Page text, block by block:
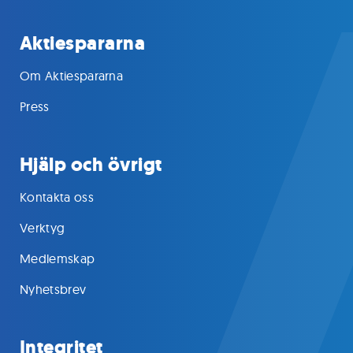
Aktiespararna
Om Aktiespararna
Press
Hjälp och övrigt
Kontakta oss
Verktyg
Medlemskap
Nyhetsbrev
Integritet